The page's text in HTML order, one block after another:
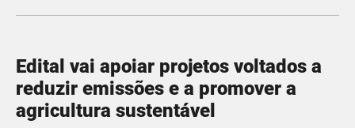
Edital vai apoiar projetos voltados a
reduzir emissões e a promover a
agricultura sustentável